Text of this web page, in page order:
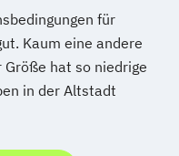
für
Kaum eine andere
hat so niedrige
in der Altstadt